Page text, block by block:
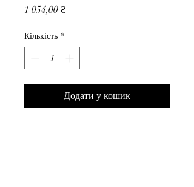
1 054,00 ₴Ціна
Кількість *
Додати у кошик